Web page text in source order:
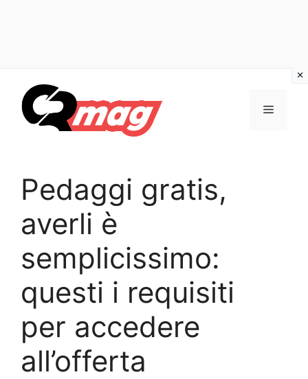
contenuto
Menu
Pedaggi gratis,
averli è
semplicissimo:
questi i requisiti
per accedere
all’offerta